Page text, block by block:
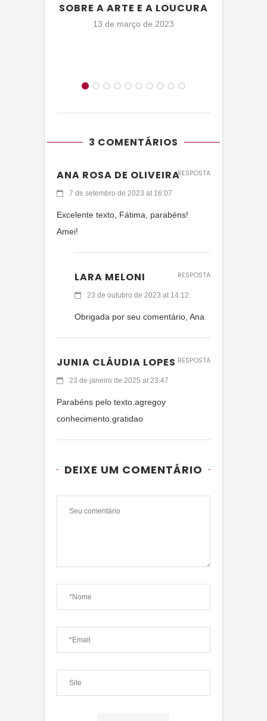
SOBRE A ARTE E A LOUCURA
13 de março de 2023
3 COMENTÁRIOS
ANA ROSA DE OLIVEIRA
7 de setembro de 2023 at 16:07
Excelente texto, Fátima, parabéns!
Amei!
RESPOSTA
LARA MELONI
23 de outubro de 2023 at 14:12
Obrigada por seu comentário, Ana
RESPOSTA
JUNIA CLÁUDIA LOPES
23 de janeiro de 2025 at 23:47
Parabéns pelo texto.agregoy
conhecimento.gratidao
RESPOSTA
DEIXE UM COMENTÁRIO